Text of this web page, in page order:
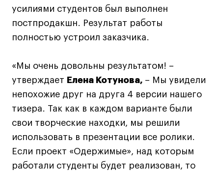
Условия возврата
Кредит на образование с господдержкой
Лицензия на осуществление образовательной
усилиями студентов был выполнен
постпродакшн. Результат работы
полностью устроил заказчика.
«Мы очень довольны результатом! –
утверждает Елена Котунова, – Мы увидели
непохожие друг на друга 4 версии нашего
тизера. Так как в каждом варианте были
свои творческие находки, мы решили
использовать в презентации все ролики.
Если проект «Одержимые», над которым
работали студенты будет реализован, то